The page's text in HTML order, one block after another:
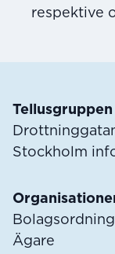
respektive
Tellusgruppen
Drottninggatan
Stockholm
Bolagsordning
Ägare